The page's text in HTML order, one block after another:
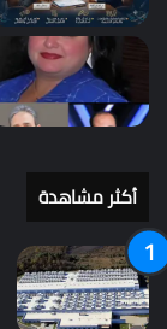
أكثر مشاهدة